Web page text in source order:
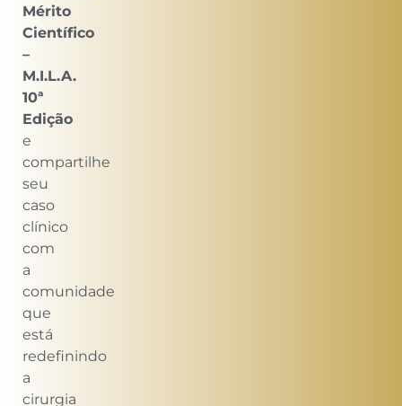
Mérito
Científico
–
M.I.L.A.
10ª
Edição
e
compartilhe
seu
caso
clínico
com
a
comunidade
que
está
redefinindo
a
cirurgia